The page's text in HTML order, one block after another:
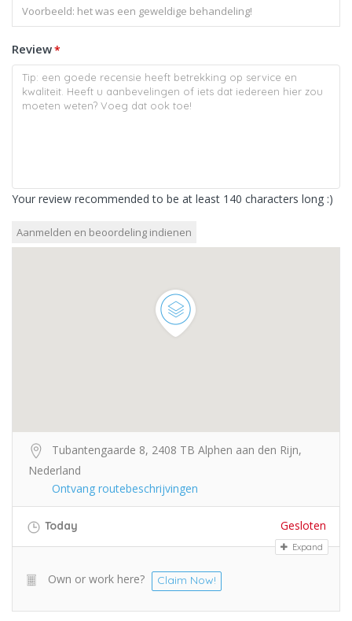
Review*
Your review recommended to be at least 140 characters long :)
Tubantengaarde 8, 2408 TB Alphen aan den Rijn,
Nederland
Ontvang routebeschrijvingen
Today Gesloten
Expand
Own or work here? Claim Now!